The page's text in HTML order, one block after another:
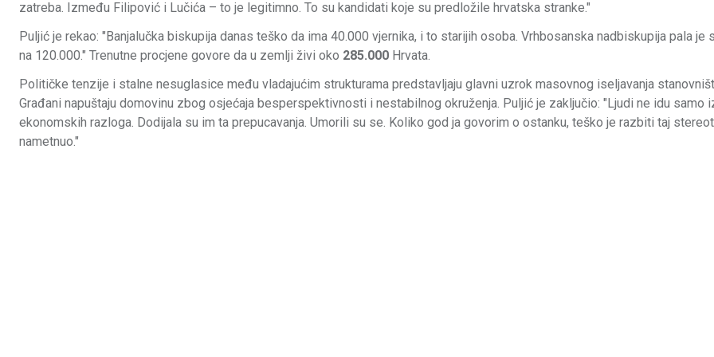
zatreba. Između Filipović i Lučića – to je legitimno. To su kandidati koje su predložile hrvatska stranke."
Puljić je rekao: "Banjalučka biskupija danas teško da ima 40.000 vjernika, i to starijih osoba. Vrhbosanska nadbiskupija pala je
na 120.000." Trenutne procjene govore da u zemlji živi oko 285.000 Hrvata.
Političke tenzije i stalne nesuglasice među vladajućim strukturama predstavljaju glavni uzrok masovnog iseljavanja
Građani napuštaju domovinu zbog osjećaja besperspektivnosti i nestabilnog okruženja. Puljić je zaključio: "Ljudi ne idu samo
ekonomskih razloga. Dodijala su im ta prepucavanja. Umorili su se. Koliko god ja govorim o ostanku, teško je razbiti taj
nametnuo."